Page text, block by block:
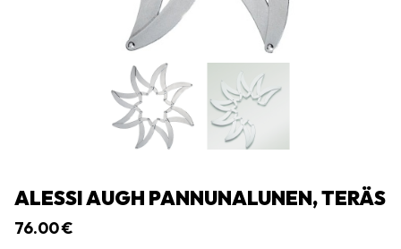
ALESSI AUGH PANNUNALUNEN, TERÄS
76.00€